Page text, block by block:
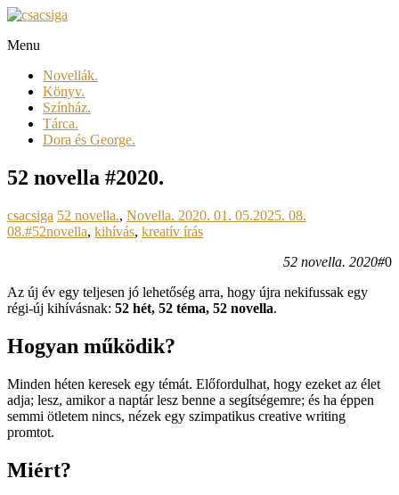
Skip
content
csacsiga
megél.
regél.
Menu
Novellák.
Könyv.
Színház.
Tárca.
Dora és George.
52 novella #2020.
csacsiga 52 novella., Novella. 2020. 01. 05.2025. 08.
08.#52novella, kihívás, kreatív írás
52 novella. 2020#0
Az új év egy teljesen jó lehetőség arra, hogy újra nekifussak egy
régi-új kihívásnak: 52 hét, 52 téma, 52 novella.
Hogyan működik?
Minden héten keresek egy témát. Előfordulhat, hogy ezeket az élet
adja; lesz, amikor a naptár lesz benne a segítségemre; és ha éppen
semmi ötletem nincs, nézek egy szimpatikus creative writing
promtot.
Miért?